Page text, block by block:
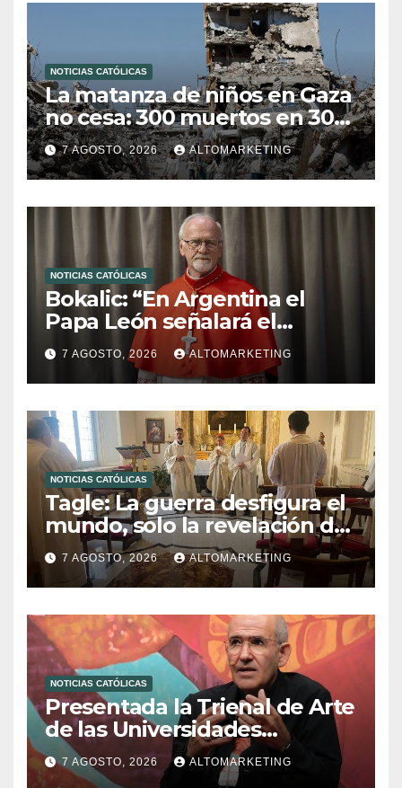
NOTICIAS CATÓLICAS
La matanza de niños en Gaza
no cesa: 300 muertos en 300
días
7 AGOSTO, 2026 ALTOMARKETING
NOTICIAS CATÓLICAS
Bokalic: “En Argentina el
Papa León señalará el
compromiso del cristiano”
7 AGOSTO, 2026 ALTOMARKETING
NOTICIAS CATÓLICAS
Tagle: La guerra desfigura el
mundo, solo la revelación de
Dios lo transfigura
7 AGOSTO, 2026 ALTOMARKETING
NOTICIAS CATÓLICAS
Presentada la Trienal de Arte
de las Universidades
Católicas: «Exercises in
Empathy»
7 AGOSTO, 2026 ALTOMARKETING